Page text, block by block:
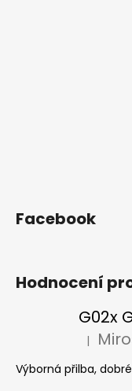
Facebook
Hodnocení
|
Výborná přilba,